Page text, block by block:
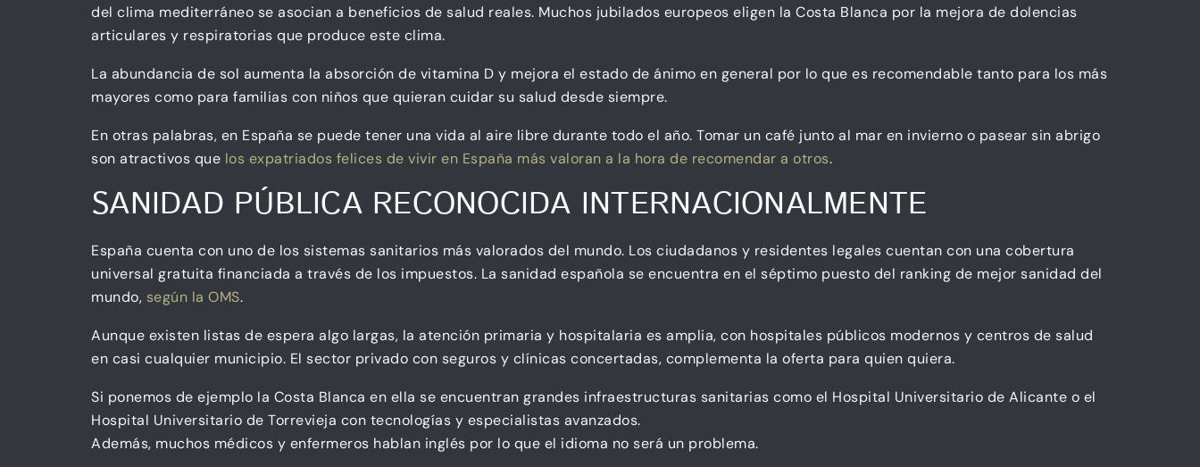
del clima mediterráneo se asocian a beneficios de salud reales. Muchos jubilados europeos eligen la Costa Blanca por la mejora de dolencias
articulares y respiratorias que produce este clima.
La abundancia de sol aumenta la absorción de vitamina D y mejora el estado de ánimo en general por lo que es recomendable tanto para los más
mayores como para familias con niños que quieran cuidar su salud desde siempre.
En otras palabras, en España se puede tener una vida al aire libre durante todo el año. Tomar un café junto al mar en invierno o pasear sin abrigo
son atractivos que los expatriados felices de vivir en España más valoran a la hora de recomendar a otros.
SANIDAD PÚBLICA RECONOCIDA INTERNACIONALMENTE
España cuenta con uno de los sistemas sanitarios más valorados del mundo. Los ciudadanos y residentes legales cuentan con una cobertura
universal gratuita financiada a través de los impuestos. La sanidad española se encuentra en el séptimo puesto del ranking de mejor sanidad del
mundo, según la OMS.
Aunque existen listas de espera algo largas, la atención primaria y hospitalaria es amplia, con hospitales públicos modernos y centros de salud
en casi cualquier municipio. El sector privado con seguros y clínicas concertadas, complementa la oferta para quien quiera.
Si ponemos de ejemplo la Costa Blanca en ella se encuentran grandes infraestructuras sanitarias como el Hospital Universitario de Alicante o el
Hospital Universitario de Torrevieja con tecnologías y especialistas avanzados.
Además, muchos médicos y enfermeros hablan inglés por lo que el idioma no será un problema.